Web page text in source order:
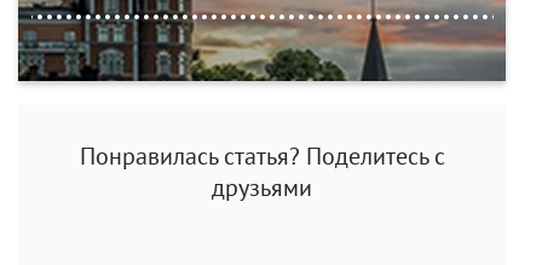
Понравилась статья? Поделитесь с
друзьями